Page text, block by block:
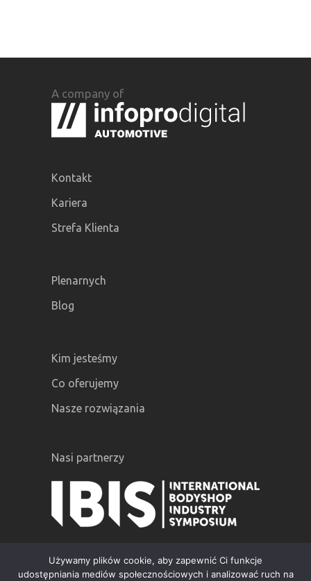
A company of
Kontakt
Kariera
Strefa Klienta
Plenarnych
Blog
Kim jesteśmy
Co oferujemy
Nasze rozwiązania
Nasi partnerzy
Używamy plików cookie, aby zapewnić Ci funkcje
udostępniania mediów społecznościowych i analizować ruch na